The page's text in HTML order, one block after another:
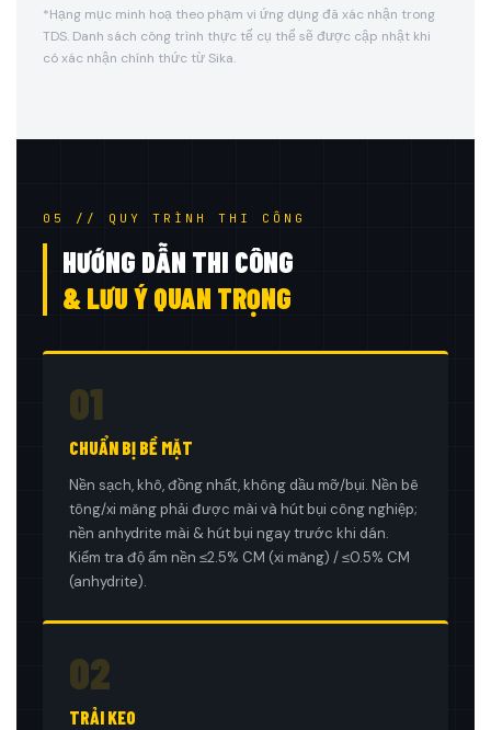
*Hạng mục minh hoạ theo phạm vi ứng dụng đã xác nhận trong
TDS. Danh sách công trình thực tế cụ thể sẽ được cập nhật khi
có xác nhận chính thức từ Sika.
05 // QUY TRÌNH THI CÔNG
HƯỚNG DẪN THI CÔNG
& LƯU Ý QUAN TRỌNG
01
CHUẨN BỊ BỀ MẶT
Nền sạch, khô, đồng nhất, không dầu mỡ/bụi. Nền bê
tông/xi măng phải được mài và hút bụi công nghiệp;
nền anhydrite mài & hút bụi ngay trước khi dán.
Kiểm tra độ ẩm nền ≤2.5% CM (xi măng) / ≤0.5% CM
(anhydrite).
02
TRẢI KEO